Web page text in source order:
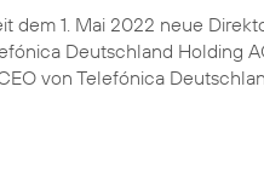
dem 1. Mai 2022 neue
Deutschland Holding
von Telefónica